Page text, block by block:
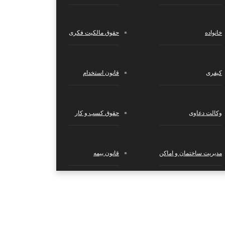
حقوق مالکیت فکری
قانون استخدام
حقوق کسب‌ و کار
قانون بیمه
خانواده
کیفری
وکالت دعاوی
مدیریت ساختمان و اماکن